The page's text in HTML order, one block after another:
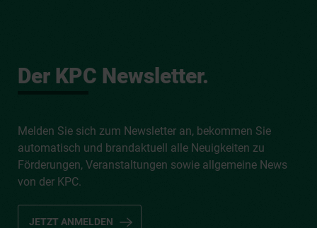
Der KPC Newsletter.
Melden Sie sich zum Newsletter an, bekommen Sie
automatisch und brandaktuell alle Neuigkeiten zu
Förderungen, Veranstaltungen sowie allgemeine News
von der KPC.
JETZT ANMELDEN